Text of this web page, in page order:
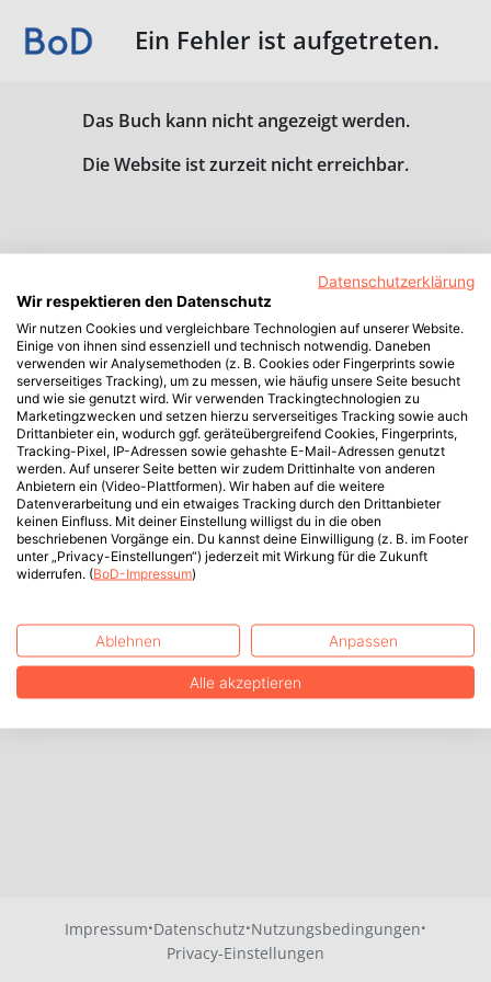
Ein Fehler ist aufgetreten.
Das Buch kann nicht angezeigt werden.
Die Website ist zurzeit nicht erreichbar.
Impressum·Datenschutz·Nutzungsbedingungen·
Privacy-Einstellungen
Datenschutzerklärung
Wir respektieren den Datenschutz
Wir nutzen Cookies und vergleichbare Technologien auf unserer Website.
Einige von ihnen sind essenziell und technisch notwendig. Daneben
verwenden wir Analysemethoden (z. B. Cookies oder Fingerprints sowie
serverseitiges Tracking), um zu messen, wie häufig unsere Seite besucht
und wie sie genutzt wird. Wir verwenden Trackingtechnologien zu
Marketingzwecken und setzen hierzu serverseitiges Tracking sowie auch
Drittanbieter ein, wodurch ggf. geräteübergreifend Cookies, Fingerprints,
Tracking-Pixel, IP-Adressen sowie gehashte E-Mail-Adressen genutzt
werden. Auf unserer Seite betten wir zudem Drittinhalte von anderen
Anbietern ein (Video-Plattformen). Wir haben auf die weitere
Datenverarbeitung und ein etwaiges Tracking durch den Drittanbieter
keinen Einfluss. Mit deiner Einstellung willigst du in die oben
beschriebenen Vorgänge ein. Du kannst deine Einwilligung (z. B. im Footer
unter „Privacy-Einstellungen“) jederzeit mit Wirkung für die Zukunft
widerrufen. (BoD-Impressum)
Ablehnen Anpassen
Alle akzeptieren